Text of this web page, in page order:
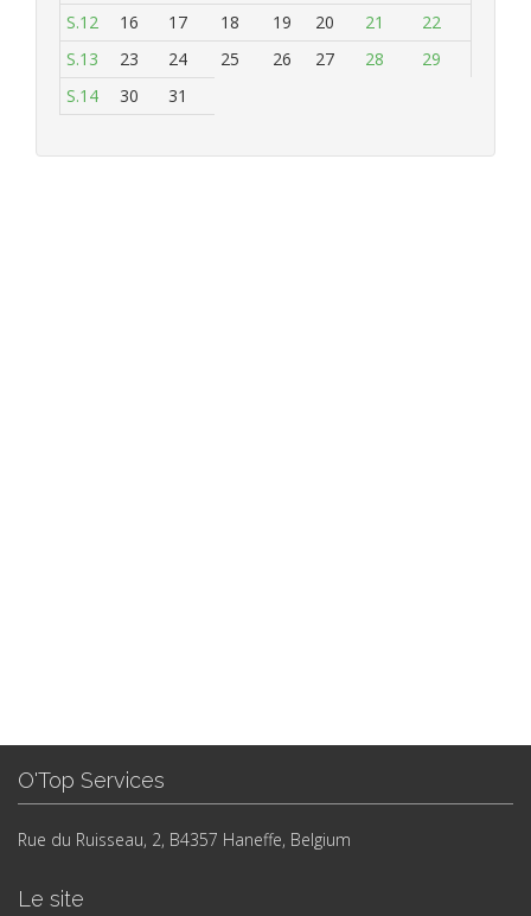
S.12
16 17 18 19 20 21
22
S.13
23 24 25 26 27 28
29
S.14
30 31
O'Top Services
Rue du Ruisseau, 2, B4357 Haneffe, Belgium
Le site